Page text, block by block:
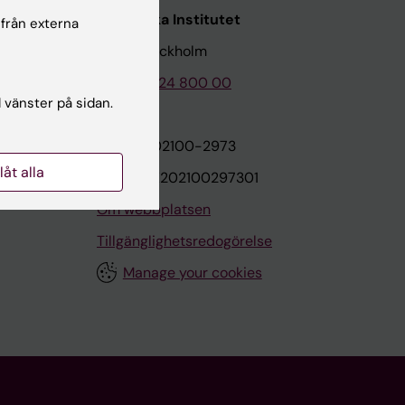
Karolinska Institutet
171 77 Stockholm
Tel: 08-524 800 00
Org.nr: 202100-2973
VAT.nr: SE202100297301
Om webbplatsen
Tillgänglighetsredogörelse
Manage your cookies
externa
på sidan.
alla